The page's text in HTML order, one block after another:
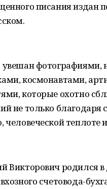
писания издан
увешан
космонавтами,
которые охотно
не только
человеческой
Викторович родился
счетовода-